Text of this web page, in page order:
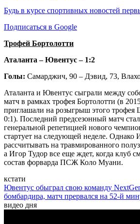
Будь в курсе спортивных новостей
Подписаться в Google
Трофей Бортолотти
Аталанта – Ювентус – 1:2
Голы: Самарджич, 90 – Дэвид, 73,
Аталанта и Ювентус сыграли между
матч в рамках трофея Бортолотти (в
приглашали на розыгрыш этого трофея
0:1). Последний предсезонный матч
генеральной репетицией нового
стартует на следующей неделе.
рассчитывать на травмированного
а Игор Тудор все еще ждет, когда клуб
состав форварда ПСЖ Коло Муани.
кстати
Ювентус обыграл свою команду
бомбардира, матч прервался на 52-й
видео дня